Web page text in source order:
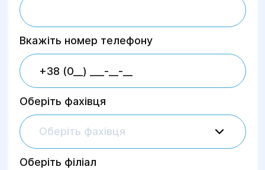
Вкажіть номер телефону
Оберіть фахівця
Оберіть фахівця
Оберіть філіал